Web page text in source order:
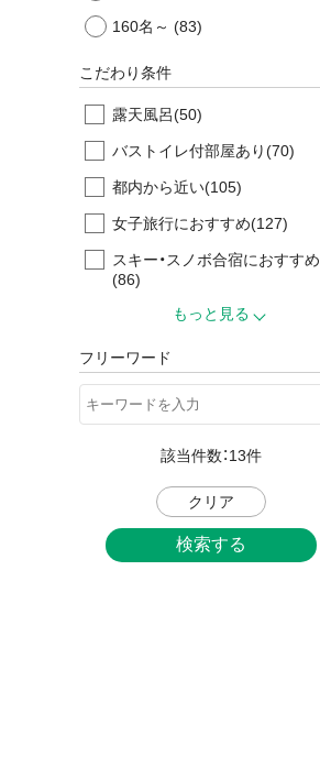
160名～ (83)
こだわり条件
露天風呂(50)
バストイレ付部屋あり(70)
都内から近い(105)
女子旅行におすすめ(127)
スキー・スノボ合宿におすすめ
(86)
もっと見る
フリーワード
該当件数：13件
クリア